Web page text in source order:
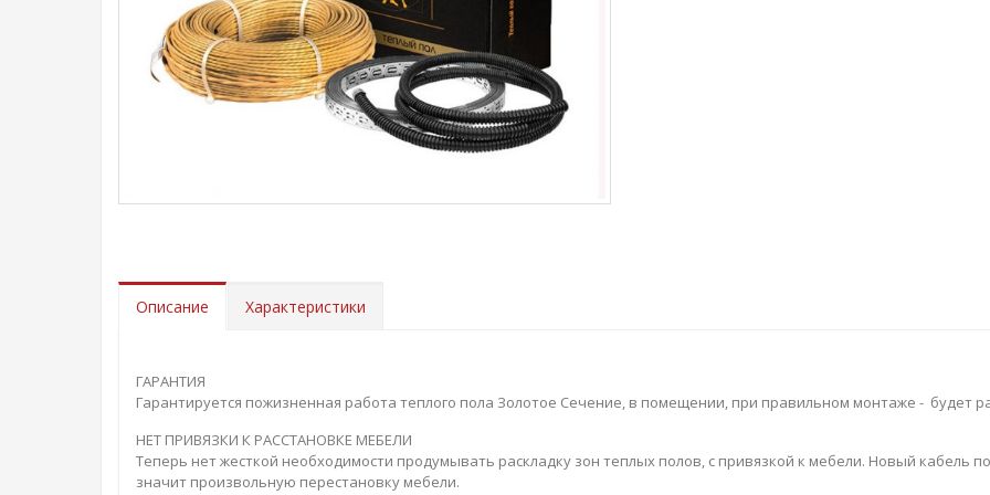
Описание Характеристики
ГАРАНТИЯ
Гарантируется пожизненная работа теплого пола Золотое Сечение, в помещении, при правильном монтаже - будет
НЕТ ПРИВЯЗКИ К РАССТАНОВКЕ МЕБЕЛИ
Теперь нет жесткой необходимости продумывать раскладку зон теплых полов, с привязкой к мебели. Новый кабель
значит произвольную перестановку мебели.